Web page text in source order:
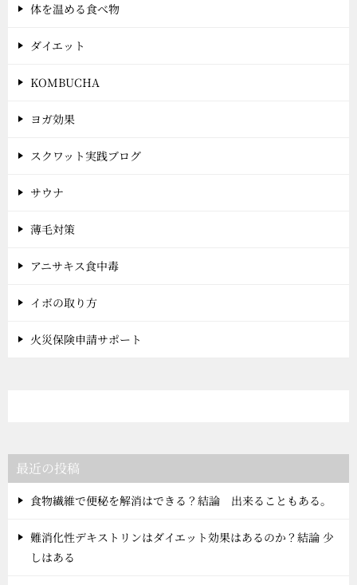
体を温める食べ物
ダイエット
KOMBUCHA
ヨガ効果
スクワット実践ブログ
サウナ
薄毛対策
アニサキス食中毒
イボの取り方
火災保険申請サポート
最近の投稿
食物繊維で便秘を解消はできる？結論 出来ることもある。
難消化性デキストリンはダイエット効果はあるのか？結論 少
しはある